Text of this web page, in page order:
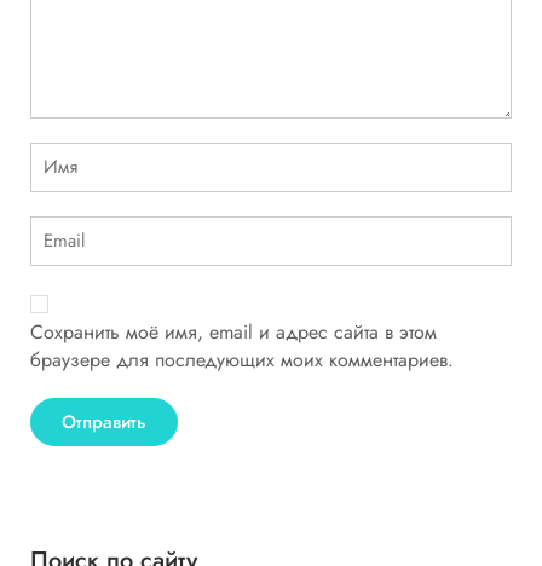
Сохранить моё имя, email и адрес сайта в этом
браузере для последующих моих комментариев.